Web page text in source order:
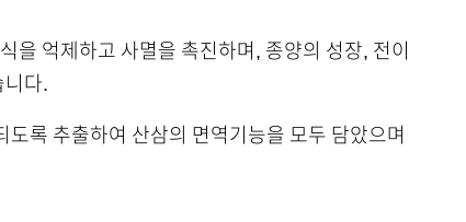
억제하고 사멸을 촉진하며, 종양의 성장, 전이
다.
록 추출하여 산삼의 면역기능을 모두 담았으며